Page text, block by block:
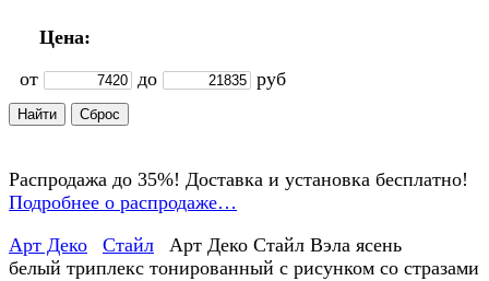
Цена:
от
до руб
Распродажа до 35%! Доставка и установка бесплатно!
Подробнее о распродаже…
Арт Деко
Стайл
Арт Деко Стайл Вэла ясень
белый триплекс тонированный с рисунком со стразами